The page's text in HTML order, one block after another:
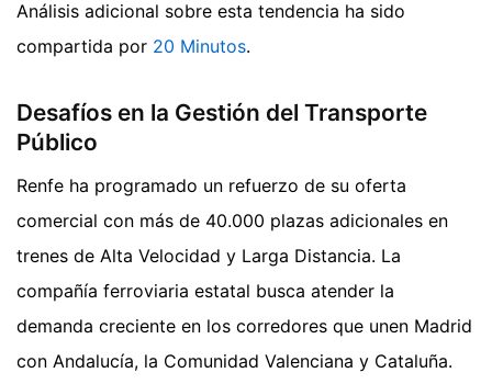
Análisis adicional sobre esta tendencia ha sido
compartida por 20 Minutos.
Desafíos en la Gestión del Transporte
Público
Renfe ha programado un refuerzo de su oferta
comercial con más de 40.000 plazas adicionales en
trenes de Alta Velocidad y Larga Distancia. La
compañía ferroviaria estatal busca atender la
demanda creciente en los corredores que unen Madrid
con Andalucía, la Comunidad Valenciana y Cataluña.